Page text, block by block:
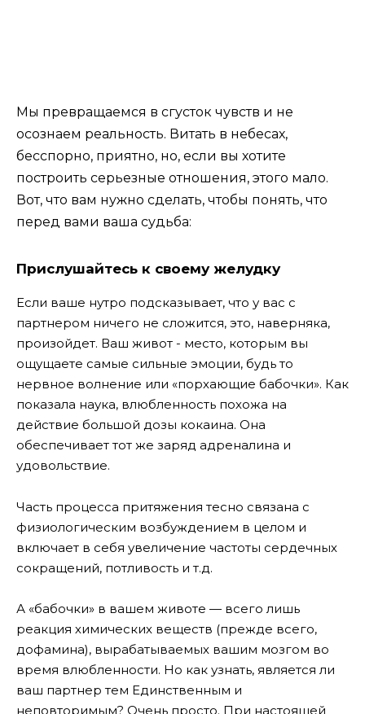
Мы превращаемся в сгусток чувств и не
осознаем реальность. Витать в небесах,
бесспорно, приятно, но, если вы хотите
построить серьезные отношения, этого мало.
Вот, что вам нужно сделать, чтобы понять, что
перед вами ваша судьба:
Прислушайтесь к своему желудку
Если ваше нутро подсказывает, что у вас с
партнером ничего не сложится, это, наверняка,
произойдет. Ваш живот ​​- место, которым вы
ощущаете самые сильные эмоции, будь то
нервное волнение или «порхающие бабочки». Как
показала наука, влюбленность похожа на
действие большой дозы кокаина. Она
обеспечивает тот же заряд адреналина и
удовольствие.
Часть процесса притяжения тесно связана с
физиологическим возбуждением в целом и
включает в себя увеличение частоты сердечных
сокращений, потливость и т.д.
А «бабочки» в вашем животе — всего лишь
реакция химических веществ (прежде всего,
дофамина), вырабатываемых вашим мозгом во
время влюбленности. Но как узнать, является ли
ваш партнер тем Единственным и
неповторимым? Очень просто. При настоящей